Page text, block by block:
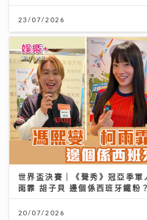
23/07/2026
世界盃決賽｜《聲秀》冠亞季
雨霏 胡子貝 邊個係西班牙鐵粉？
20/07/2026